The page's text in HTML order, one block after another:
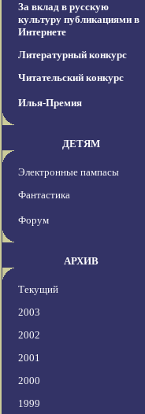
За вклад в русскую
культуру публикациями в
Интернете
Литературный конкурс
Читательский конкурс
Илья-Премия
ДЕТЯМ
Электронные пампасы
Фантастика
Форум
АРХИВ
Текущий
2003
2002
2001
2000
1999